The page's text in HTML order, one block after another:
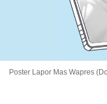
Poster Lapor Mas Wapres